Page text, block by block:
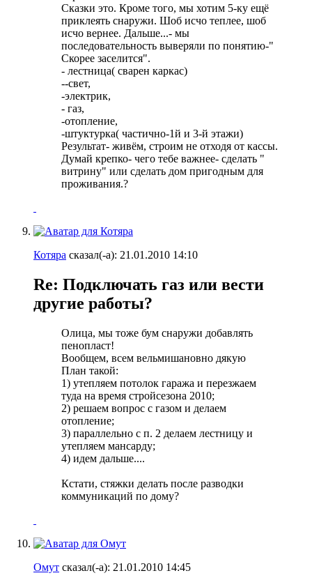
Сказки это. Кроме того, мы хотим 5-ку ещё
приклеять снаружи. Шоб исчо теплее, шоб
исчо вернее. Дальше...- мы
последовательность выверяли по понятию-"
Скорее заселится".
- лестница( сварен каркас)
--свет,
-электрик,
- газ,
-отопление,
-штуктурка( частично-1й и 3-й этажи)
Результат- живём, строим не отходя от кассы.
Думай крепко- чего тебе важнее- сделать "
витрину" или сделать дом пригодным для
проживания.?
Котяра сказал(-а): 21.01.2010 14:10
Re: Подключать газ или вести
другие работы?
Олица, мы тоже бум снаружи добавлять
пенопласт!
Вообщем, всем вельмишановно дякую
План такой:
1) утепляем потолок гаража и перезжаем
туда на время стройсезона 2010;
2) решаем вопрос с газом и делаем
отопление;
3) параллельно с п. 2 делаем лестницу и
утепляем мансарду;
4) идем дальше....
Кстати, стяжки делать после разводки
коммуникаций по дому?
Омут сказал(-а): 21.01.2010 14:45